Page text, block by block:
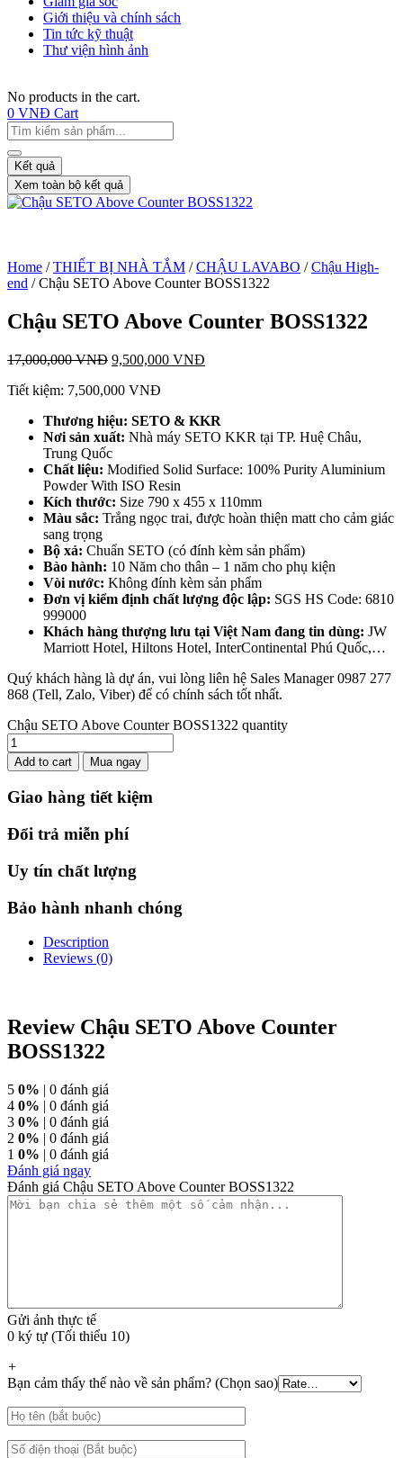
Giới thiệu và chính sách
Tin tức kỹ thuật
Thư viện hình ảnh
No products in the cart.
0 VNĐ Cart
Kết quả
Xem toàn bộ kết quả
Home /THIẾT BỊ NHÀ TẮM /CHẬU LAVABO /Chậu High-
end / Chậu SETO Above Counter BOSS1322
Chậu SETO Above Counter BOSS1322
17,000,000VNĐ 9,500,000 VNĐ
Tiết kiệm: 7,500,000 VNĐ
Thương hiệu: SETO & KKR
Nơi sản xuất: Nhà máy SETO KKR tại TP. Huệ Châu,
Trung Quốc
Chất liệu: Modified Solid Surface: 100% Purity Aluminium
Powder With ISO Resin
Kích thước: Size 790 x 455 x 110mm
Màu sắc: Trắng ngọc trai, được hoàn thiện matt cho cảm giác
sang trọng
Bộ xả: Chuẩn SETO (có đính kèm sản phẩm)
Bào hành: 10 Năm cho thân – 1 năm cho phụ kiện
Vòi nước: Không đính kèm sản phẩm
Đơn vị kiểm định chất lượng độc lập: SGS HS Code: 6810
999000
Khách hàng thượng lưu tại Việt Nam đang tin dùng: JW
Marriott Hotel, Hiltons Hotel, InterContinental Phú Quốc,…
Quý khách hàng là dự án, vui lòng liên hệ Sales Manager 0987 277
868 (Tell, Zalo, Viber) để có chính sách tốt nhất.
Chậu SETO Above Counter BOSS1322 quantity
Add to cart Mua ngay
Giao hàng tiết kiệm
Đổi trả miễn phí
Uy tín chất lượng
Bảo hành nhanh chóng
Description
Reviews (0)
Review Chậu SETO Above Counter
BOSS1322
5 0% | 0 đánh giá
4 0% | 0 đánh giá
3 0% | 0 đánh giá
2 0% | 0 đánh giá
1 0% | 0 đánh giá
Đánh giá ngay
Đánh giá Chậu SETO Above Counter BOSS1322
Gửi ảnh thực tế
0 ký tự (Tối thiểu 10)
+
Bạn cảm thấy thế nào về sản phẩm? (Chọn sao)